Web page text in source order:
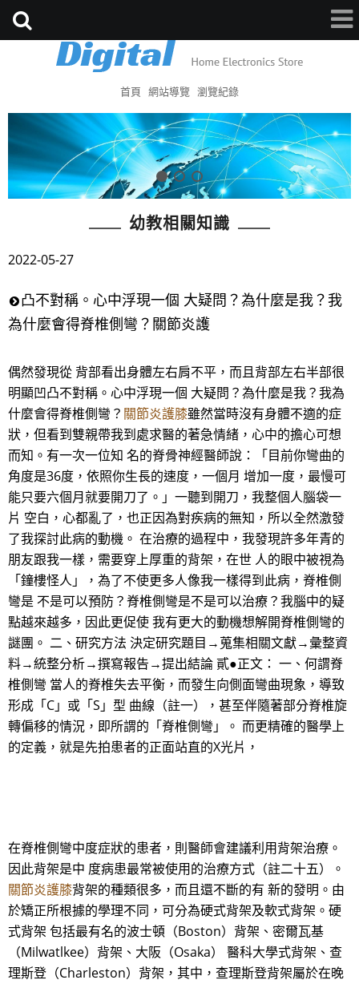
首頁 網站導覽 瀏覽紀錄
幼教相關知識
2022-05-27
凸不對稱。心中浮現一個 大疑問？為什麼是我？我
為什麼會得脊椎側彎？關節炎護
偶然發現從 背部看出身體左右肩不平，而且背部左右半部很
明顯凹凸不對稱。心中浮現一個 大疑問？為什麼是我？我為
什麼會得脊椎側彎？ 關節炎護膝雖然當時沒有身體不適的症
狀，但看到雙親帶我到處求醫的著急情緒，心中的擔心可想
而知。有一次一位知 名的脊骨神經醫師說：「目前你彎曲的
角度是36度，依照你生長的速度，一個月 增加一度，最慢可
能只要六個月就要開刀了。」一聽到開刀，我整個人腦袋一
片 空白，心都亂了，也正因為對疾病的無知，所以全然激發
了我探討此病的動機。 在治療的過程中，我發現許多年青的
朋友跟我一樣，需要穿上厚重的背架，在世 人的眼中被視為
「鐘樓怪人」，為了不使更多人像我一樣得到此病，脊椎側
彎是 不是可以預防？脊椎側彎是不是可以治療？我腦中的疑
點越來越多，因此更促使 我有更大的動機想解開脊椎側彎的
謎團。 二、研究方法 決定研究題目→蒐集相關文獻→彙整資
料→統整分析→撰寫報告→提出結論 貳●正文： 一、何謂脊
椎側彎 當人的脊椎失去平衡，而發生向側面彎曲現象，導致
形成「C」或「S」型 曲線（註一），甚至伴隨著部分脊椎旋
轉偏移的情況，即所謂的「脊椎側彎」。 而更精確的醫學上
的定義，就是先拍患者的正面站直的X光片，
在脊椎側彎中度症狀的患者，則醫師會建議利用背架治療。
因此背架是中 度病患最常被使用的治療方式（註二十五）。
關節炎護膝背架的種類很多，而且還不斷的有 新的發明。由
於矯正所根據的學理不同，可分為硬式背架及軟式背架。硬
式背架 包括最有名的波士頓（Boston）背架、密爾瓦基
（Milwatlkee）背架、大阪（Osaka） 醫科大學式背架、查
理斯登（Charleston）背架，其中，查理斯登背架屬於在晚